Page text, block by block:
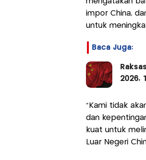
impor China,
untuk
Baca Juga:
2026,
"Kami tidak
dan
kuat untuk
Luar Negeri